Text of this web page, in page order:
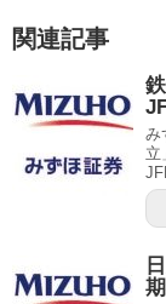
関連記事
み
立